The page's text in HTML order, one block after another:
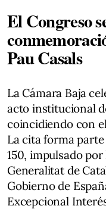
El Congreso
Pau Casals
La Cámara Baja
acto institucional
coincidiendo con
La cita forma
150, impulsado por
Generalitat de
Gobierno de
Excepcional